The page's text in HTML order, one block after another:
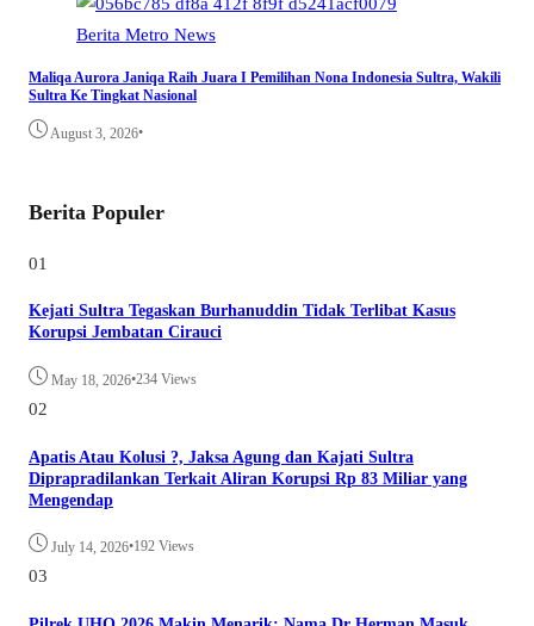
Berita Metro News
Maliqa Aurora Janiqa Raih Juara I Pemilihan Nona Indonesia Sultra, Wakili
Sultra Ke Tingkat Nasional
August 3, 2026•
Berita Populer
01
Kejati Sultra Tegaskan Burhanuddin Tidak Terlibat Kasus
Korupsi Jembatan Cirauci
May 18, 2026•234 Views
02
Apatis Atau Kolusi ?, Jaksa Agung dan Kajati Sultra
Diprapradilankan Terkait Aliran Korupsi Rp 83 Miliar yang
Mengendap
July 14, 2026•192 Views
03